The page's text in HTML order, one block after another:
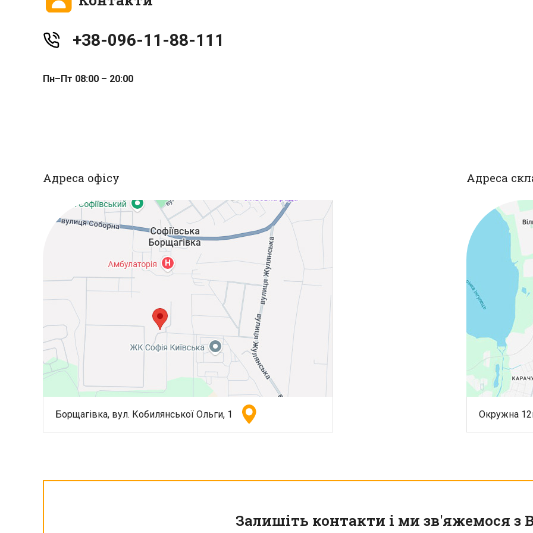
+38-096-11-88-111
Пн–Пт 08:00 – 20:00
Адреса офісу
Борщагівка, вул. Кобилянської Ольги, 1
Адреса
Окружна
Залишіть контакти і ми зв'яжемося з